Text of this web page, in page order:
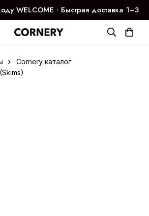
WELCOME ∙ Быстрая доставка 1–3
дня
Cornery каталог